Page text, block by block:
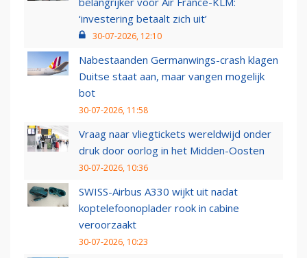
‘investering betaalt zich uit’
30-07-2026, 12:10
Nabestaanden Germanwings-crash klagen
Duitse staat aan, maar vangen mogelijk
bot
30-07-2026, 11:58
Vraag naar vliegtickets wereldwijd onder
druk door oorlog in het Midden-Oosten
30-07-2026, 10:36
SWISS-Airbus A330 wijkt uit nadat
koptelefoonoplader rook in cabine
veroorzaakt
30-07-2026, 10:23